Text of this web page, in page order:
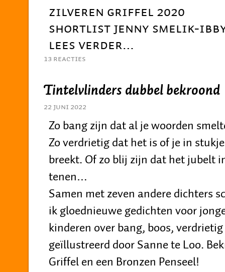
ZILVEREN GRIFFEL 2020
SHORTLIST JENNY SMELIK-
LEES VERDER…
13 Reacties
Tintelvlinders dubbel bekroond
22 juni 2022
Zo bang zijn dat al je woorden
Zo verdrietig dat het is of je in
breekt. Of zo blij zijn dat het jubelt
tenen…
Samen met zeven andere dichters
ik gloednieuwe gedichten voor
kinderen over bang, boos,
geïllustreerd door Sanne te Loo.
Griffel en een Bronzen Penseel!